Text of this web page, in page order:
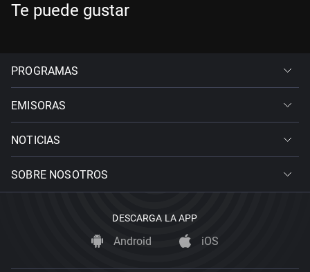
Te puede gustar
PROGRAMAS
EMISORAS
NOTICIAS
SOBRE NOSOTROS
DESCARGA LA APP
Android iOS